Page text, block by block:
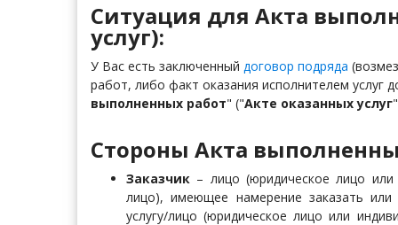
Ситуация для Акта
услуг):
У Вас есть заключенный договор подряда
работ, либо факт оказания исполнителем
выполненных работ" ("Акте оказанных услуг
Стороны Акта
Заказчик – лицо (юридическое лицо или
лицо), имеющее намерение заказать
услугу/лицо (юридическое лицо или